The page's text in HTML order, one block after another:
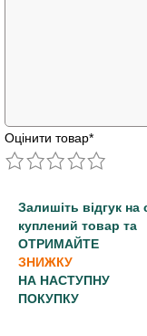
Оцінити товар*
Залишіть відгук на
куплений товар та
ОТРИМАЙТЕ
ЗНИЖКУ
НА НАСТУПНУ
ПОКУПКУ